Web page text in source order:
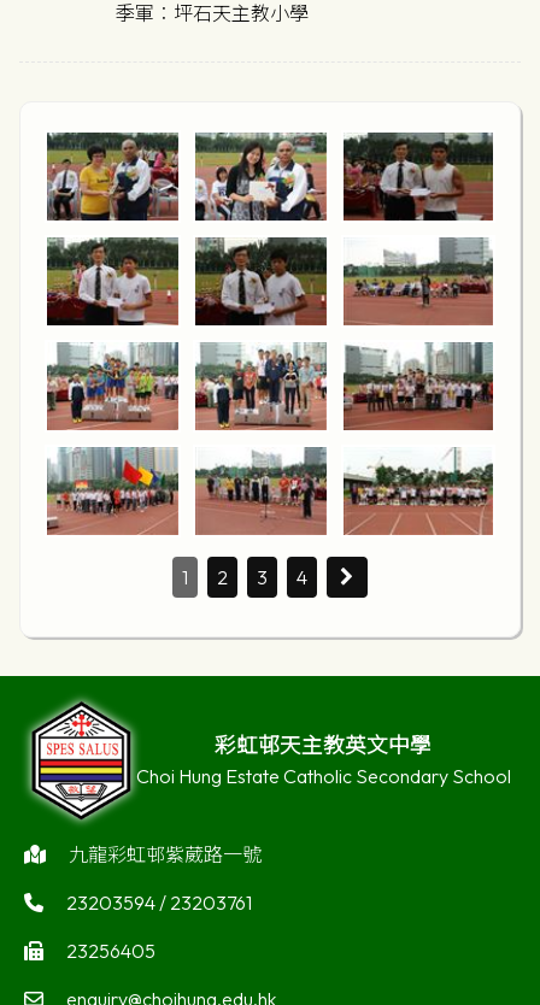
季軍︰坪石天主教小學
1 2 3 4
彩虹邨天主教英文中學
Choi Hung Estate Catholic Secondary School
九龍彩虹邨紫葳路一號
23203594 / 23203761
23256405
enquiry@choihung.edu.hk